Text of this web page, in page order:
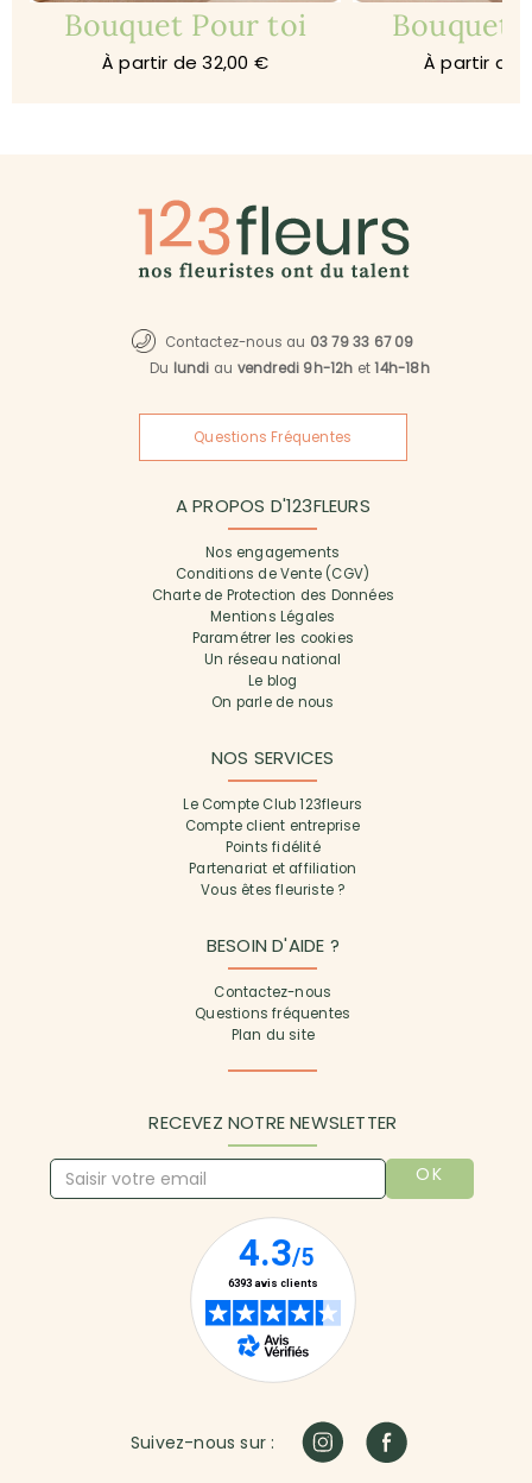
Bouquet Pour toi
À partir de 32,00 €
Bouquet
À partir de
Contactez-nous au 03 79 33 67 09
Du lundi au vendredi 9h-12h et14h-18h
Questions Fréquentes
A PROPOS D'123FLEURS
Nos engagements
Conditions de Vente (CGV)
Charte de Protection des Données
Mentions Légales
Paramétrer les cookies
Un réseau national
Le blog
On parle de nous
NOS SERVICES
Le Compte Club 123fleurs
Compte client entreprise
Points fidélité
Partenariat et affiliation
Vous êtes fleuriste ?
BESOIN D'AIDE ?
Contactez-nous
Questions fréquentes
Plan du site
RECEVEZ NOTRE NEWSLETTER
OK
Suivez-nous sur :